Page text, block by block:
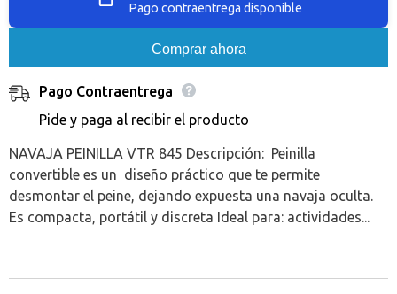
Pago contraentrega disponible
Comprar ahora
Pago Contraentrega
Pide y paga al recibir el producto
NAVAJA PEINILLA VTR 845 Descripción: Peinilla
convertible es un diseño práctico que te permite
desmontar el peine, dejando expuesta una navaja oculta.
Es compacta, portátil y discreta Ideal para: actividades...